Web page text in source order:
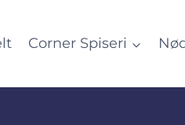
Corner Spiseri